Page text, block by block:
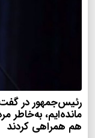
رئیس‌جمهور در
مانده‌ایم، به‌خاطر
هم همراهی کردند